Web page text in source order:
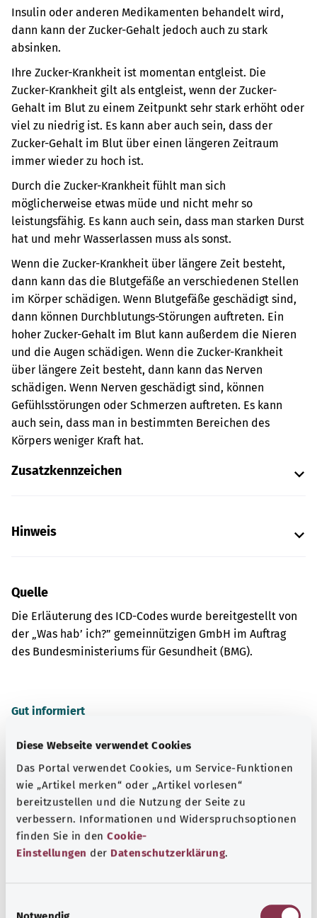
Diese Webseite verwendet Cookies
Das Portal verwendet Cookies, um Service-Funktionen
wie „Artikel merken“ oder „Artikel vorlesen“
bereitzustellen und die Nutzung der Seite zu
verbessern. Informationen und Widerspruchsoptionen
finden Sie in den Cookie-
Einstellungen der Datenschutzerklärung.
Insulin oder anderen Medikamenten behandelt wird,
dann kann der Zucker-Gehalt jedoch auch zu stark
absinken.
Ihre Zucker-Krankheit ist momentan entgleist. Die
Zucker-Krankheit gilt als entgleist, wenn der Zucker-
Gehalt im Blut zu einem Zeitpunkt sehr stark erhöht oder
viel zu niedrig ist. Es kann aber auch sein, dass der
Zucker-Gehalt im Blut über einen längeren Zeitraum
immer wieder zu hoch ist.
Durch die Zucker-Krankheit fühlt man sich
möglicherweise etwas müde und nicht mehr so
leistungsfähig. Es kann auch sein, dass man starken Durst
hat und mehr Wasserlassen muss als sonst.
Wenn die Zucker-Krankheit über längere Zeit besteht,
dann kann das die Blutgefäße an verschiedenen Stellen
im Körper schädigen. Wenn Blutgefäße geschädigt sind,
dann können Durchblutungs-Störungen auftreten. Ein
hoher Zucker-Gehalt im Blut kann außerdem die Nieren
und die Augen schädigen. Wenn die Zucker-Krankheit
über längere Zeit besteht, dann kann das Nerven
schädigen. Wenn Nerven geschädigt sind, können
Gefühlsstörungen oder Schmerzen auftreten. Es kann
auch sein, dass man in bestimmten Bereichen des
Körpers weniger Kraft hat.
Zusatzkennzeichen
Hinweis
Quelle
Die Erläuterung des ICD-Codes wurde bereitgestellt von
der „Was hab’ ich?” gemeinnützigen GmbH im Auftrag
des Bundesministeriums für Gesundheit (BMG).
Gut informiert
Weitere Artikel